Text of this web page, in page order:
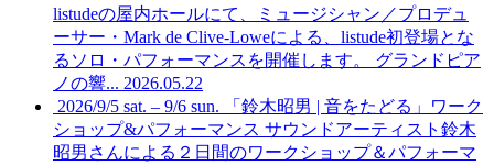
listudeの屋内ホールにて、ミュージシャン／プロデュ
ーサー・Mark de Clive-Loweによる、listude初登場とな
るソロ・パフォーマンスを開催します。 グランドピア
ノの響... 2026.05.22
2026/9/5 sat. – 9/6 sun. 「鈴木昭男 | 音をたどる」ワーク
ショップ&パフォーマンス サウンドアーティスト鈴木
昭男さんによる２日間のワークショップ＆パフォーマ